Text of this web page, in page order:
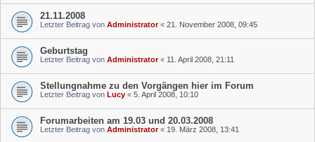
21.11.2008
Letzter Beitrag von Administrator« 21. November 2008, 09:45
Geburtstag
Letzter Beitrag von Administrator« 11. April 2008, 21:11
Stellungnahme zu den Vorgängen hier im Forum
Letzter Beitrag von Lucy « 5. April 2008, 10:10
Forumarbeiten am 19.03 und 20.03.2008
Letzter Beitrag von Administrator« 19. März 2008, 13:41